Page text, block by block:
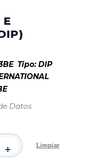
E
Tipo: DIP
Datos
+ Limpiar